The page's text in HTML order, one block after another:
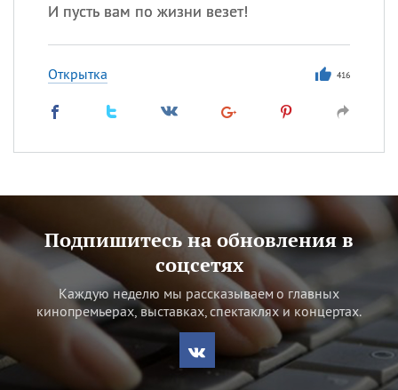
И пусть вам по жизни везет!
Открытка 416
Подпишитесь на обновления в
соцсетях
Каждую неделю мы рассказываем о главных
кинопремьерах, выставках, спектаклях и концертах.